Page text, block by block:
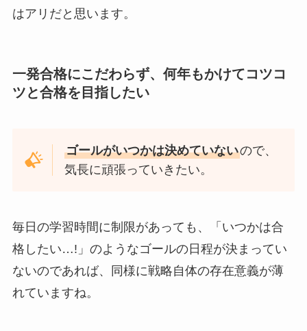
はアリだと思います。
一発合格にこだわらず、何年もかけてコツコ
ツと合格を目指したい
ゴールがいつかは決めていないので、
気長に頑張っていきたい。
毎日の学習時間に制限があっても、「いつかは合
格したい…!」のようなゴールの日程が決まってい
ないのであれば、同様に戦略自体の存在意義が薄
れていますね。